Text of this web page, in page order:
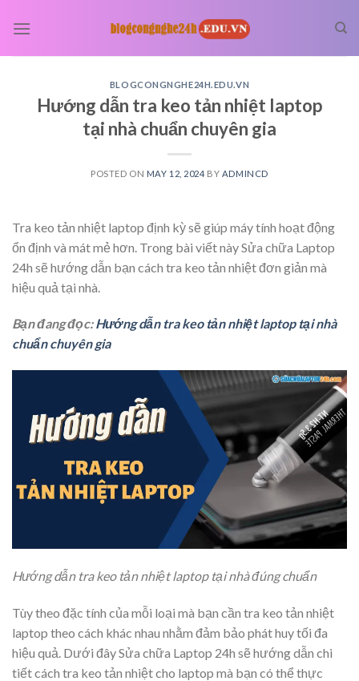
BLOGCONGNGHE24H.EDU.VN
Hướng dẫn tra keo tản nhiệt laptop
tại nhà chuẩn chuyên gia
POSTED ON MAY 12, 2024 BY ADMINCD
Tra keo tản nhiệt laptop định kỳ sẽ giúp máy tính hoạt động
ổn định và mát mẻ hơn. Trong bài viết này Sửa chữa Laptop
24h sẽ hướng dẫn bạn cách tra keo tản nhiệt đơn giản mà
hiệu quả tại nhà.
Bạn đang đọc:Hướng dẫn tra keo tản nhiệt laptop tại nhà
chuẩn chuyên gia
Hướng dẫn tra keo tản nhiệt laptop tại nhà đúng chuẩn
Tùy theo đặc tính của mỗi loại mà bạn cần tra keo tản nhiệt
laptop theo cách khác nhau nhằm đảm bảo phát huy tối đa
hiệu quả. Dưới đây Sửa chữa Laptop 24h sẽ hướng dẫn chi
tiết cách tra keo tản nhiệt cho laptop mà bạn có thể thực